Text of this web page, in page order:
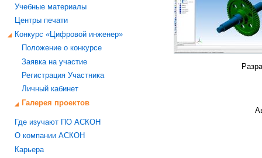
Учебные материалы
Центры печати
Конкурс «Цифровой инженер»
Положение о конкурсе
Заявка на участие
Регистрация Участника
Личный кабинет
Галерея проектов
Где изучают ПО АСКОН
О компании АСКОН
Карьера